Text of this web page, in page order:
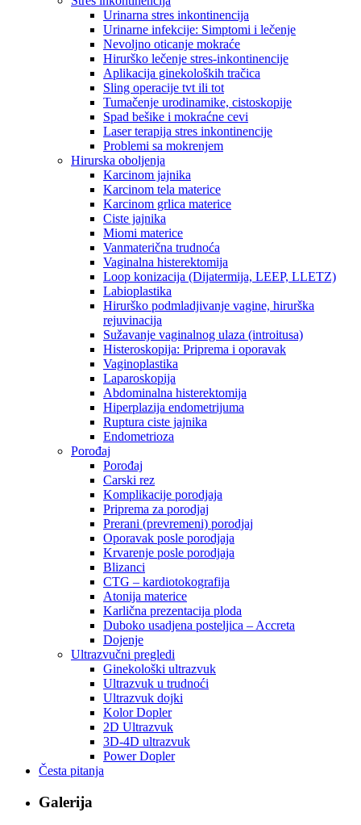
Urinarna stres inkontinencija
Urinarne infekcije: Simptomi i lečenje
Nevoljno oticanje mokraće
Hirurško lečenje stres-inkontinencije
Aplikacija ginekoloških tračica
Sling operacije tvt ili tot
Tumačenje urodinamike, cistoskopije
Spad bešike i mokraćne cevi
Laser terapija stres inkontinencije
Problemi sa mokrenjem
Hirurska oboljenja
Karcinom jajnika
Karcinom tela materice
Karcinom grlica materice
Ciste jajnika
Miomi materice
Vanmaterična trudnoća
Vaginalna histerektomija
Loop konizacija (Dijatermija, LEEP, LLETZ)
Labioplastika
Hirurško podmladjivanje vagine, hirurška
rejuvinacija
Sužavanje vaginalnog ulaza (introitusa)
Histeroskopija: Priprema i oporavak
Vaginoplastika
Laparoskopija
Abdominalna histerektomija
Hiperplazija endometrijuma
Ruptura ciste jajnika
Endometrioza
Porođaj
Porođaj
Carski rez
Komplikacije porodjaja
Priprema za porodjaj
Prerani (prevremeni) porodjaj
Oporavak posle porodjaja
Krvarenje posle porodjaja
Blizanci
CTG – kardiotokografija
Atonija materice
Karlična prezentacija ploda
Duboko usadjena posteljica – Accreta
Dojenje
Ultrazvučni pregledi
Ginekološki ultrazvuk
Ultrazvuk u trudnoći
Ultrazvuk dojki
Kolor Dopler
2D Ultrazvuk
3D-4D ultrazvuk
Power Dopler
Česta pitanja
Galerija